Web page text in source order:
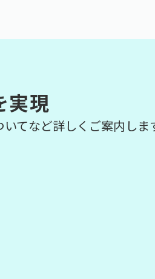
実現
てなど詳しくご案内しま